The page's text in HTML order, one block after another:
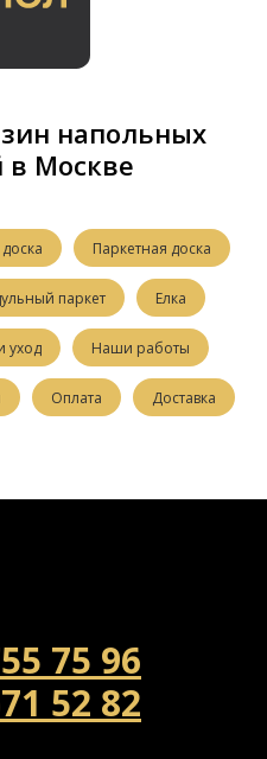
напольных
в Москве
Паркетная доска
паркет Елка
уход Наши работы
Оплата Доставка
75 96
52 82